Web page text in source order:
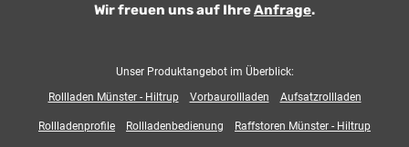
Wir freuen uns auf IhreAnfrage.
Unser Produktangebot im Überblick:
Rollladen Münster - Hiltrup
Vorbaurollladen Aufsatzrollladen
Rollladenprofile Rollladenbedienung Raffstoren Münster - Hiltrup